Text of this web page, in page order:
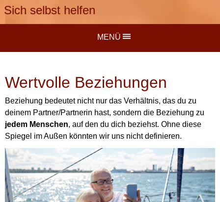
Sich selbst helfen
MENÜ
Wertvolle Beziehungen
Beziehung bedeutet nicht nur das Verhältnis, das du zu
deinem Partner/Partnerin hast, sondern die Beziehung zu
jedem Menschen, auf den du dich beziehst. Ohne diese
Spiegel im Außen könnten wir uns nicht definieren.